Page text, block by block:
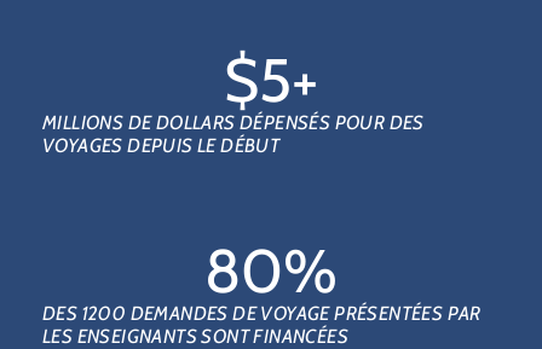
MILLIONS DE DOLLARS DÉPENSÉS POUR DES
VOYAGES DEPUIS LE DÉBUT
$5+
DES 1200 DEMANDES DE VOYAGE PRÉSENTÉES PAR
LES ENSEIGNANTS SONT FINANCÉES
80%